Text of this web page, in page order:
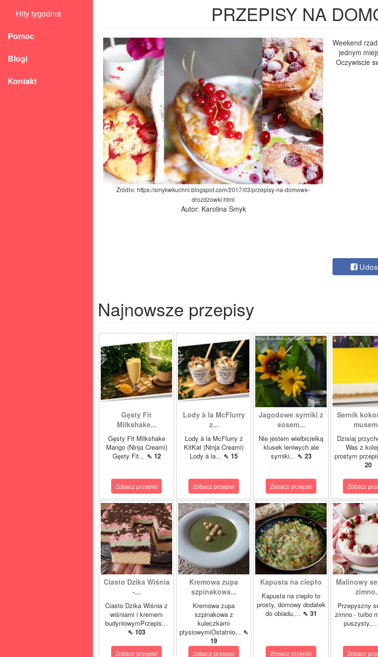
Hity tygodnia
Pomoc
Blogi
Kontakt
PRZEPISY NA
Źródło: https://smykwkuchni.blogspot.com/2017/03/przepisy-na-domowe-
drozdzowki.html
Autor: Karolina Smyk
Weekend
jednym
Oczywiscie
Najnowsze przepisy
Gęsty Fit
Milkshake...
Gęsty Fit Milkshake
Mango (Ninja Creami)
Gęsty Fit... ⇖ 12
Zobacz przepis!
Lody à la McFlurry
z...
Lody à la McFlurry z
KitKat (Ninja Creami)
Lody à la... ⇖ 15
Zobacz przepis!
Jagodowe syrniki z
sosem...
Nie jestem wielbicielką
klusek leniwych ale
syrniki... ⇖ 23
Zobacz przepis!
Sernik
Dzisiaj
Was z
prostym
20
Zobacz
Ciasto Dzika Wiśnia
-...
Ciasto Dzika Wiśnia z
wiśniami i kremem
budyniowymPrzepis...
⇖ 103
Zobacz przepis!
Kremowa zupa
szpinakowa...
Kremowa zupa
szpinakowa z
kuleczkami
ptysiowymiOstatnio... ⇖
19
Zobacz przepis!
Kapusta na ciepło
Kapusta na ciepło to
prosty, domowy dodatek
do obiadu,... ⇖ 31
Zobacz przepis!
Malinowy
Przepyszny
zimno - turbo
puszysty,...
Zobacz